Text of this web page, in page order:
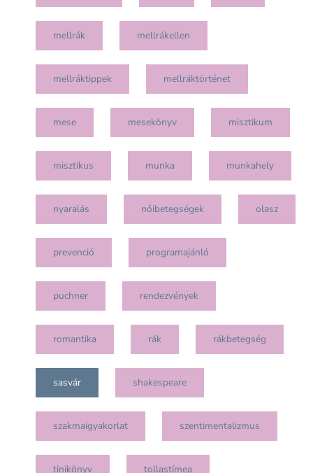
mellrák mellrákellen
mellráktippek mellráktörténet
mese mesekönyv misztikum
misztikus munka munkahely
nyaralás nőibetegségek olasz
prevenció programajánló
puchner rendezvények
romantika rák rákbetegség
sasvár shakespeare
szakmaigyakorlat szentimentalizmus
tinikönyv tollastímea